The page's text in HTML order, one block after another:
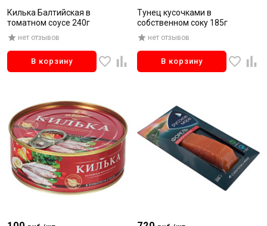
Килька Балтийская в
томатном соусе 240г
нет отзывов
В корзину
Тунец кусочками в
собственном соку 185г
нет отзывов
В корзину